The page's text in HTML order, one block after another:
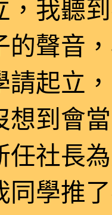
，我聽
的聲音
請起立
想到會
任社長
同學推